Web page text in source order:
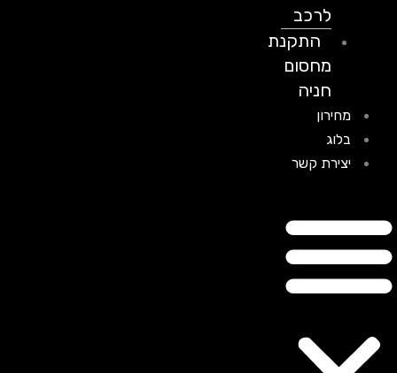
לרכב
התקנת
מחסום
חניה
מחירון
בלוג
יצירת קשר